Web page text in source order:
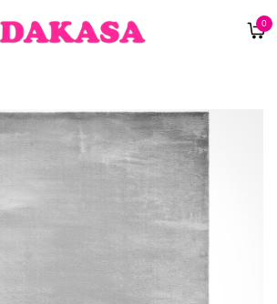
0
Sobre nós
Contatos e moradas